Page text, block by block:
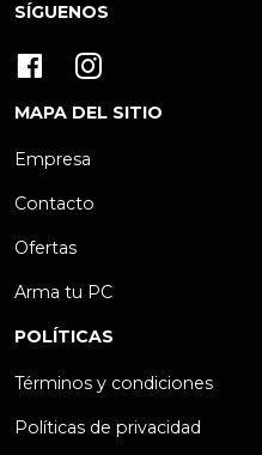
SÍGUENOS
MAPA DEL SITIO
Empresa
Contacto
Ofertas
Arma tu PC
POLÍTICAS
Términos y condiciones
Políticas de privacidad